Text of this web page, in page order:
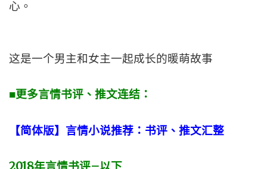
心。
这是一个男主和女主一起成长的暖萌故事
■更多言情书评、推文连结：
【简体版】言情小说推荐：书评、推文汇整